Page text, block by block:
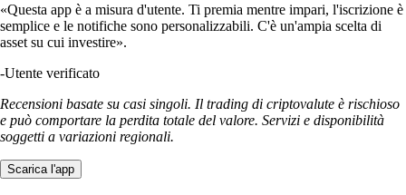
«Questa app è a misura d'utente. Ti premia mentre impari, l'iscrizione è
semplice e le notifiche sono personalizzabili. C'è un'ampia scelta di
asset su cui investire».
-Utente verificato
Recensioni basate su casi singoli. Il trading di criptovalute è rischioso
e può comportare la perdita totale del valore. Servizi e disponibilità
soggetti a variazioni regionali.
Scarica l'app